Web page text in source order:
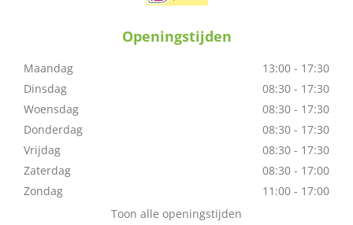
Openingstijden
Maandag
13:00 - 17:30
Dinsdag
08:30 - 17:30
Woensdag
08:30 - 17:30
Donderdag
08:30 - 17:30
Vrijdag
08:30 - 17:30
Zaterdag
08:30 - 17:00
Zondag
11:00 - 17:00
Toon alle openingstijden